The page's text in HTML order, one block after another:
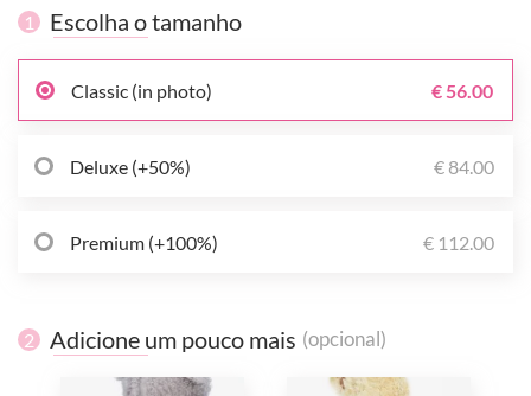
1 Escolha o tamanho
Classic (in photo) € 56.00
Deluxe (+50%) € 84.00
Premium (+100%) € 112.00
2 Adicione um pouco mais (opcional)